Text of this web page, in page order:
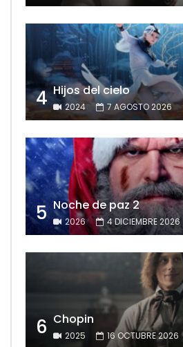
4 Hijos del cielo
2024 7 AGOSTO 2026
5 Noche de paz 2
2026 4 DICIEMBRE 2026
6 Chopin
2025 16 OCTUBRE 2026